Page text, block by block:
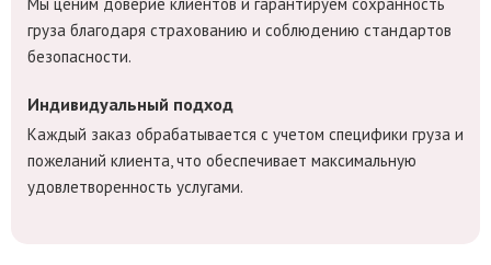
груза благодаря страхованию и соблюдению стандартов
безопасности.
Индивидуальный подход
Каждый заказ обрабатывается с учетом специфики груза и
пожеланий клиента, что обеспечивает максимальную
удовлетворенность услугами.